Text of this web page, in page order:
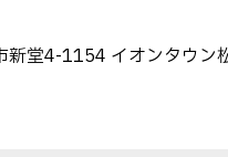
堂4-1154 イオンタウン